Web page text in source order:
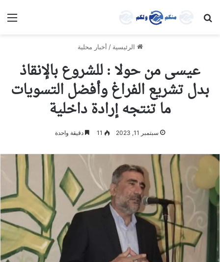
بحث عن
الرئيسية / أخبار محلية
عيسى من حولا : للشروع بالإنقاذ
بدل تشريع الفراغ وأفضل التسويات
ما تنتجه إرادة داخلية
سبتمبر 11, 2023 11 دقيقة واحدة